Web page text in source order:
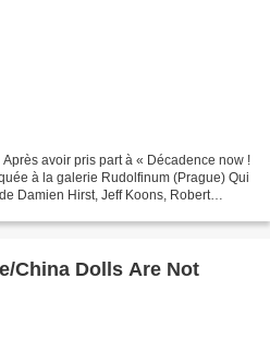
avoir pris part à « Décadence now !
à la galerie Rudolfinum (Prague) Qui
Damien Hirst, Jeff Koons, Robert
China Dolls Are Not